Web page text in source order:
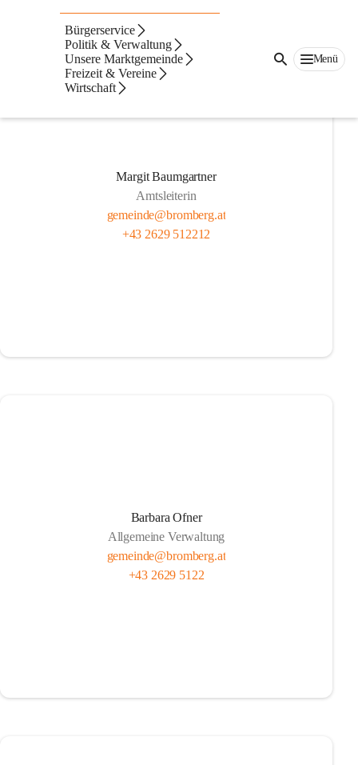
Bürgerservice
Politik & Verwaltung
Unsere Marktgemeinde
Freizeit & Vereine
Wirtschaft
Menü
Mitarbeiter
Margit Baumgartner
Amtsleiterin
gemeinde@bromberg.at
+43 2629 512212
Barbara Ofner
Allgemeine Verwaltung
gemeinde@bromberg.at
+43 2629 5122